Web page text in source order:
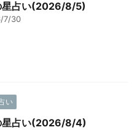
星占い(2026/8/5)
7/30
い
星占い(2026/8/4)